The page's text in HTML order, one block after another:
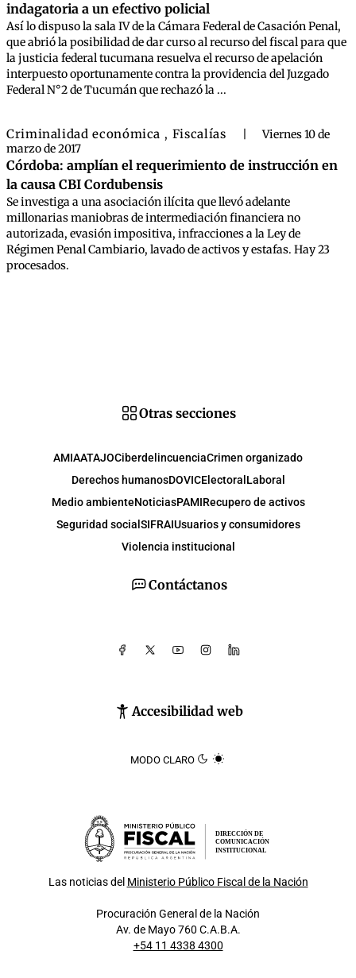
indagatoria a un efectivo policial
Así lo dispuso la sala IV de la Cámara Federal de Casación Penal,
que abrió la posibilidad de dar curso al recurso del fiscal para que
la justicia federal tucumana resuelva el recurso de apelación
interpuesto oportunamente contra la providencia del Juzgado
Federal N°2 de Tucumán que rechazó la ...
Criminalidad económica , Fiscalías
Viernes 10 de
marzo de 2017
Córdoba: amplían el requerimiento de instrucción en
la causa CBI Cordubensis
Se investiga a una asociación ilícita que llevó adelante
millonarias maniobras de intermediación financiera no
autorizada, evasión impositiva, infracciones a la Ley de
Régimen Penal Cambiario, lavado de activos y estafas. Hay 23
procesados.
Contáctanos
Accesibilidad web
MODO CLARO
Otras secciones
AMIAATAJOCiberdelincuenciaCrimen organizado
Derechos humanosDOVICElectoral Laboral
Medio ambienteNoticiasPAMIRecupero de activos
Seguridad social SIFRAIUsuarios y consumidores
Violencia institucional
DIRECCIÓN DE
COMUNICACIÓN
INSTITUCIONAL
Las noticias del Ministerio Público Fiscal de la Nación
Procuración General de la Nación
Av. de Mayo 760 C.A.B.A.
+54 11 4338 4300